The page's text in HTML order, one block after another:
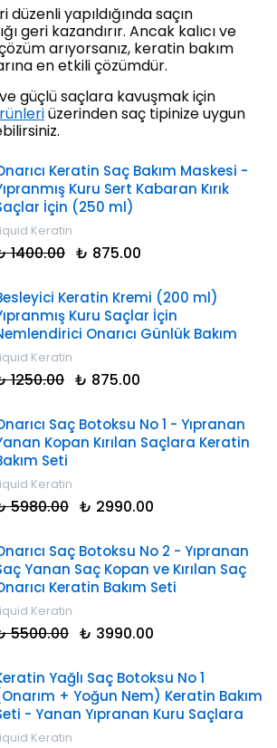
düzenli yapıldığında saçın
geri kazandırır. Ancak kalıcı ve
arıyorsanız, keratin bakım
en etkili çözümdür.
güçlü saçlara kavuşmak için
üzerinden saç tipinize uygun
Keratin Saç Bakım Maskesi -
Kuru Sert Kabaran Kırık
İçin (250 ml)
Keratin
1400.00 ₺ 875.00
Keratin Kremi (200 ml)
Kuru Saçlar İçin
Onarıcı Günlük Bakım
Keratin
1250.00 ₺ 875.00
Saç Botoksu No 1 - Yıpranan
Kopan Kırılan Saçlara Keratin
Seti
Keratin
5980.00 ₺ 2990.00
Saç Botoksu No 2 - Yıpranan
Yanan Saç Kopan ve Kırılan Saç
Keratin Bakım Seti
Keratin
5500.00 ₺ 3990.00
Yağlı Saç Botoksu No 1
+ Yoğun Nem) Keratin Bakım
- Yanan Yıpranan Kuru Saçlara
Keratin